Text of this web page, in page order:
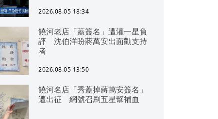
2026.08.05 18:34
饒河老店「蓋簽名」遭灌一星負
評 沈伯洋盼蔣萬安出面勸支持
者
2026.08.05 13:50
饒河名店「秀蓋掉蔣萬安簽名」
遭出征 網號召刷五星幫補血